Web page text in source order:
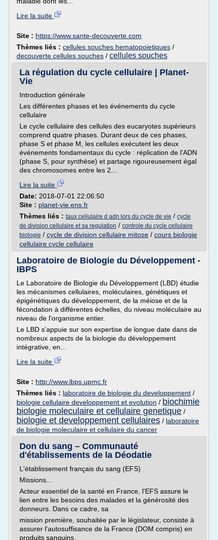
Lire la suite
Site : https://www.sante-decouverte.com
Thèmes liés : cellules souches hematopoietiques /
decouverte cellules souches / cellules souches
La régulation du cycle cellulaire | Planet-
Vie
Introduction générale
Les différentes phases et les événements du cycle
cellulaire
Le cycle cellulaire des cellules des eucaryotes supérieurs
comprend quatre phases. Durant deux de ces phases,
phase S et phase M, les cellules exécutent les deux
événements fondamentaux du cycle : réplication de l'ADN
(phase S, pour synthèse) et partage rigoureusement égal
des chromosomes entre les 2...
Lire la suite
Date: 2018-07-01 22:06:50
Site : planet-vie.ens.fr
Thèmes liés : taux cellulaire d adn lors du cycle de vie / cycle
de division cellulaire et sa regulation / controle du cycle cellulaire
biologie / cycle de division cellulaire mitose / cours biologie
cellulaire cycle cellulaire
Laboratoire de Biologie du Développement -
IBPS
Le Laboratoire de Biologie du Développement (LBD) étudie
les mécanismes cellulaires, moléculaires, génétiques et
épigénétiques du développement, de la méiose et de la
fécondation à différentes échelles, du niveau moléculaire au
niveau de l'organisme entier.
Le LBD s'appuie sur son expertise de longue date dans de
nombreux aspects de la biologie du développement
intégrative, en...
Lire la suite
Site : http://www.ibps.upmc.fr
Thèmes liés : laboratoire de biologie du developpement /
biologie cellulaire developpement et evolution / biochimie
biologie moleculaire et cellulaire genetique /
biologie et developpement cellulaires / laboratoire
de biologie moleculaire et cellulaire du cancer
Don du sang – Communauté
d'établissements de la Déodatie
L'établissement français du sang (EFS)
Missions...
Acteur essentiel de la santé en France, l'EFS assure le
lien entre les besoins des malades et la générosité des
donneurs. Dans ce cadre, sa
mission première, souhaitée par le législateur, consiste à
assurer l'autosuffisance de la France (DOM compris) en
produits sanguins.